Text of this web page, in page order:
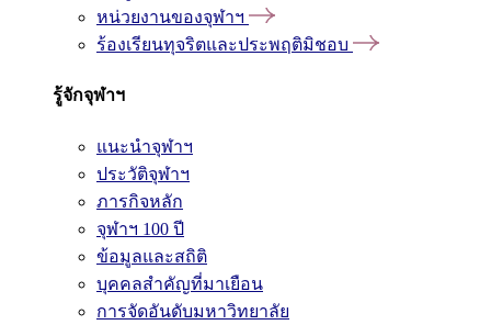
หน่วยงานของจุฬาฯ
ร้องเรียนทุจริตและประพฤติมิชอบ
รู้จักจุฬาฯ
แนะนำจุฬาฯ
ประวัติจุฬาฯ
ภารกิจหลัก
จุฬาฯ 100 ปี
ข้อมูลและสถิติ
บุคคลสำคัญที่มาเยือน
การจัดอันดับมหาวิทยาลัย